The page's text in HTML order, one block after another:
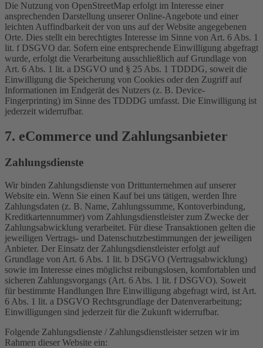
Die Nutzung von OpenStreetMap erfolgt im Interesse einer
ansprechenden Darstellung unserer Online-Angebote und einer
leichten Auffindbarkeit der von uns auf der Website angegebenen
Orte. Dies stellt ein berechtigtes Interesse im Sinne von Art. 6 Abs. 1
lit. f DSGVO dar. Sofern eine entsprechende Einwilligung abgefragt
wurde, erfolgt die Verarbeitung ausschließlich auf Grundlage von
Art. 6 Abs. 1 lit. a DSGVO und § 25 Abs. 1 TDDDG, soweit die
Einwilligung die Speicherung von Cookies oder den Zugriff auf
Informationen im Endgerät des Nutzers (z. B. Device-
Fingerprinting) im Sinne des TDDDG umfasst. Die Einwilligung ist
jederzeit widerrufbar.
7. eCommerce und Zahlungs­anbieter
Zahlungsdienste
Wir binden Zahlungsdienste von Drittunternehmen auf unserer
Website ein. Wenn Sie einen Kauf bei uns tätigen, werden Ihre
Zahlungsdaten (z. B. Name, Zahlungssumme, Kontoverbindung,
Kreditkartennummer) vom Zahlungsdienstleister zum Zwecke der
Zahlungsabwicklung verarbeitet. Für diese Transaktionen gelten die
jeweiligen Vertrags- und Datenschutzbestimmungen der jeweiligen
Anbieter. Der Einsatz der Zahlungsdienstleister erfolgt auf
Grundlage von Art. 6 Abs. 1 lit. b DSGVO (Vertragsabwicklung)
sowie im Interesse eines möglichst reibungslosen, komfortablen und
sicheren Zahlungsvorgangs (Art. 6 Abs. 1 lit. f DSGVO). Soweit
für bestimmte Handlungen Ihre Einwilligung abgefragt wird, ist Art.
6 Abs. 1 lit. a DSGVO Rechtsgrundlage der Datenverarbeitung;
Einwilligungen sind jederzeit für die Zukunft widerrufbar.
Folgende Zahlungsdienste / Zahlungsdienstleister setzen wir im
Rahmen dieser Website ein: